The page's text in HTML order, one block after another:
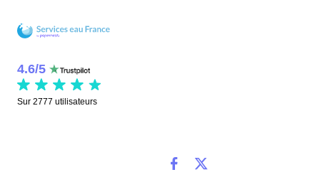
4.6/5
Sur 2777 utilisateurs